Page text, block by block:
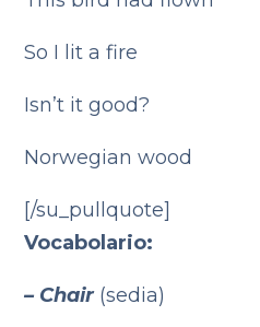
So I lit a fire
Isn’t it good?
Norwegian wood
[/su_pullquote]
Vocabolario:
– Chair(sedia)